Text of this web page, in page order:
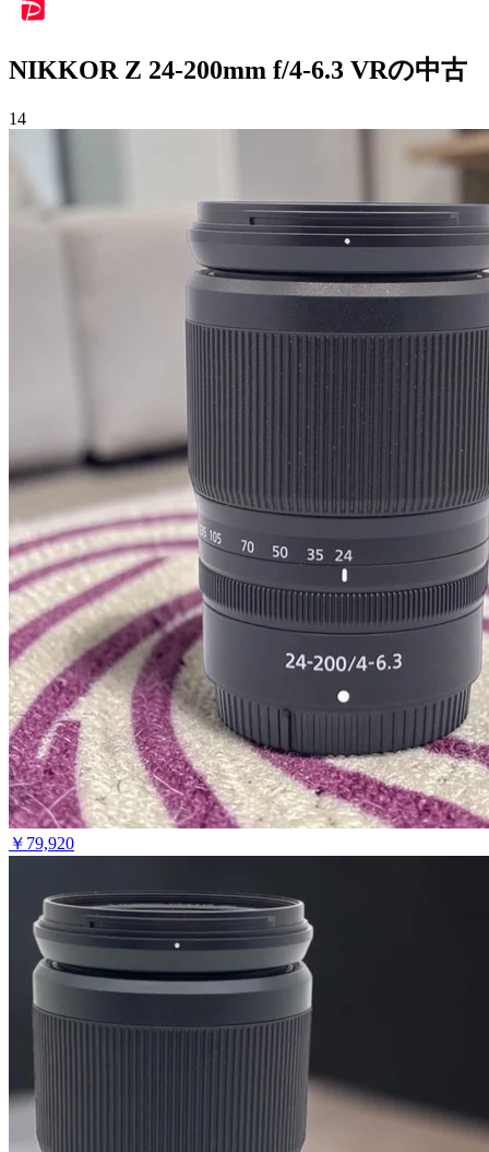
NIKKOR Z 24-200mm f/4-6.3 VRの中古
14
￥ 79,920